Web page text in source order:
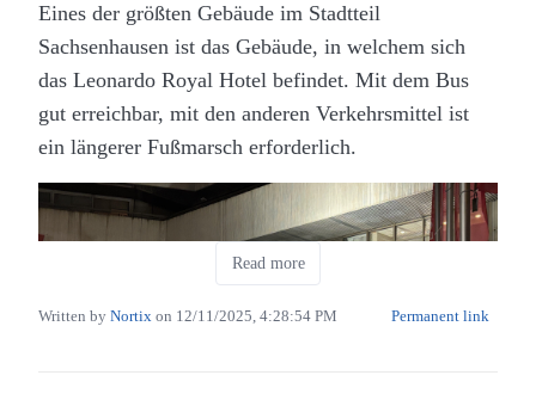
exzellentem User-Experience-Design, übersichtlich
gestalten kann.
Wer Mastodon bisher “zu anstrengend” fand, sollte
Phanpy unterphanpy.socialunbedingt eine Chance
geben. Ein riesiges Dankeschön an@cheeaunfür
dieses Meisterwerk!
Hamburg (Eigenes Werk. Lizenz: CC-BY-SA.)
Durch ein paar seltsame Dekorationsartikel im
Speiseraum wirkt der Laden für mich ein bisschen
wie ein Touristenhotspot. Und man muss auch die
Eines der größten Gebäude im Stadtteil
Sachsenhausen ist das Gebäude, in welchem sich
das Leonardo Royal Hotel befindet. Mit dem Bus
gut erreichbar, mit den anderen Verkehrsmittel ist
ein längerer Fußmarsch erforderlich.
Read more
Written by Nortix on 12/11/2025, 4:28:54 PM Permanent link